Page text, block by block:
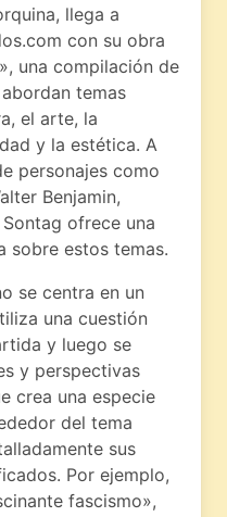
llega a
con su obra
una compilación de
temas
el arte, la
y la estética. A
personajes como
Benjamin,
ofrece una
sobre estos temas.
se centra en un
una cuestión
y luego se
y perspectivas
crea una especie
del tema
sus
Por ejemplo,
fascismo»,